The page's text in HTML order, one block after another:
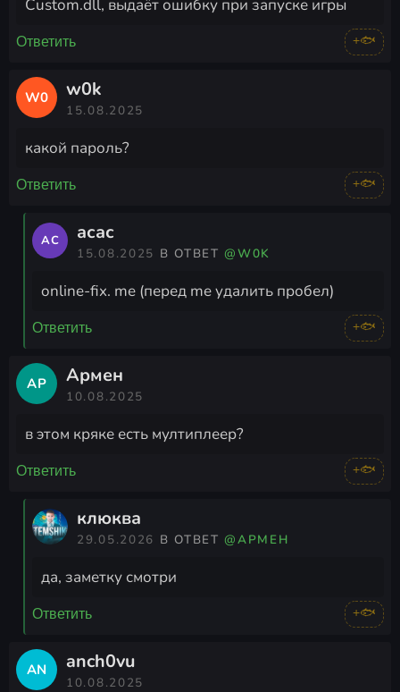
Custom.dll, выдаёт ошибку при запуске игры
Ответить +🐟
W0 w0k
15.08.2025
какой пароль?
Ответить +🐟
АС асас
15.08.2025 В ОТВЕТ@W0K
online-fix. me (перед me удалить пробел)
Ответить +🐟
АР Армен
10.08.2025
в этом кряке есть мултиплеер?
Ответить +🐟
клюква
29.05.2026 В ОТВЕТ@АРМЕН
да, заметку смотри
Ответить +🐟
AN anch0vu
10.08.2025